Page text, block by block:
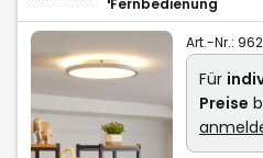
Art.-Nr.:
Für
Preise